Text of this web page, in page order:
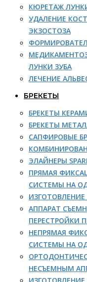
КЮРЕТАЖ
УДАЛЕНИЕ
ЭКЗОСТОЗА
ЛУНКИ ЗУБА
ЛЕЧЕНИЕ
БРЕКЕТЫ
БРЕКЕТЫ
БРЕКЕТЫ
САПФИРОВЫЕ
ЭЛАЙНЕРЫ
ПРЯМАЯ
СИСТЕМЫ НА
ИЗГОТОВЛЕНИЕ
АППАРАТ
ПЕРЕСТРОЙКИ
НЕПРЯМАЯ
СИСТЕМЫ НА
НЕСЪЕМНЫМ